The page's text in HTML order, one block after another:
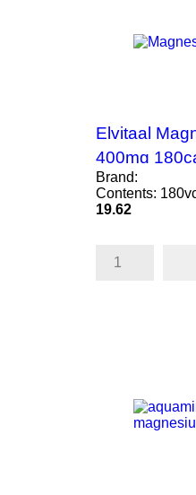
Elvitaal
400mg
Brand:
Contents:
Price
19.62